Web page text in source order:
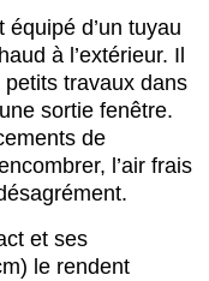
d’un tuyau
à l’extérieur. Il
travaux dans
sortie fenêtre.
de
l’air frais
et ses
le rendent